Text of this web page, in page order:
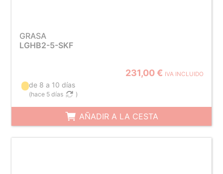
GRASA
LGHB2-5-SKF
231,00 € IVA INCLUIDO
de 8 a 10 días
(hace 5 días )
AÑADIR A LA CESTA